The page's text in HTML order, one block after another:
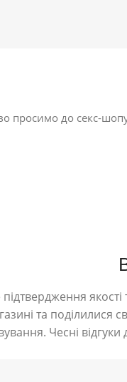
просимо до секс-
та поділилися
Чесні